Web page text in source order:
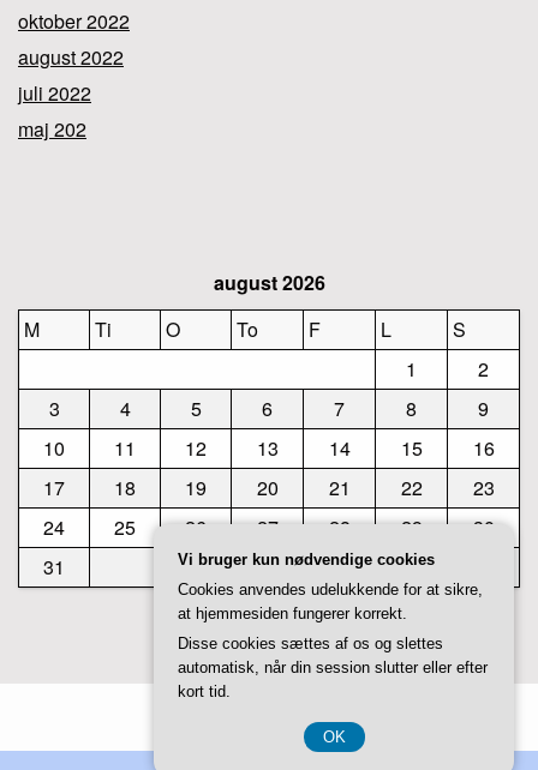
oktober 2022
august 2022
juli 2022
maj 202
august 2026
M
Ti O To F L
S
1
2
3
4 5 6 7 8
9
10
11 12 13 14 15
16
17
18 19 20 21 22
23
24
25 26 27 28 29
30
31
« jul
Studiovidz
Vi bruger kun nødvendige cookies
Cookies anvendes udelukkende for at sikre,
at hjemmesiden fungerer korrekt.
Disse cookies sættes af os og slettes
automatisk, når din session slutter eller efter
kort tid.
OK